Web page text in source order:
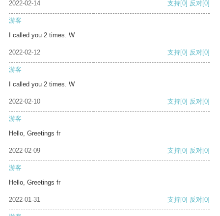
2022-02-14 支持[0] 反对[0]
游客
I called you 2 times. W
2022-02-12 支持[0] 反对[0]
游客
I called you 2 times. W
2022-02-10 支持[0] 反对[0]
游客
Hello, Greetings fr
2022-02-09 支持[0] 反对[0]
游客
Hello, Greetings fr
2022-01-31 支持[0] 反对[0]